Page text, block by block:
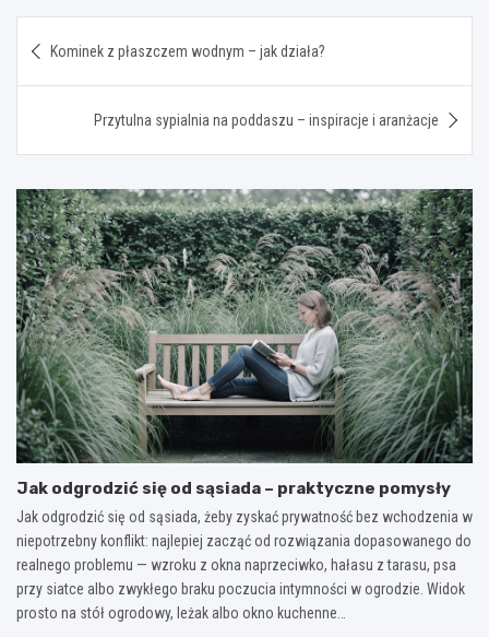
wpisu
Kominek z płaszczem wodnym – jak działa?
Przytulna sypialnia na poddaszu – inspiracje i aranżacje
Jak odgrodzić się od sąsiada – praktyczne pomysły
Jak odgrodzić się od sąsiada, żeby zyskać prywatność bez wchodzenia w
niepotrzebny konflikt: najlepiej zacząć od rozwiązania dopasowanego do
realnego problemu — wzroku z okna naprzeciwko, hałasu z tarasu, psa
przy siatce albo zwykłego braku poczucia intymności w ogrodzie. Widok
prosto na stół ogrodowy, leżak albo okno kuchenne…